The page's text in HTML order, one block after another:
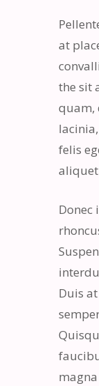
at
the sit
quam,
felis
Duis